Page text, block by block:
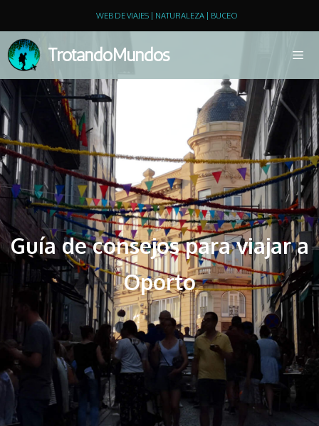
WEB DE VIAJES | NATURALEZA | BUCEO
TrotandoMundos
Guía de consejos para viajar a
Oporto